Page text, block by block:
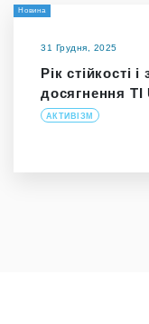
Новина
31 Грудня, 2025
Рік стійкості
досягнення TI
АКТИВІЗМ